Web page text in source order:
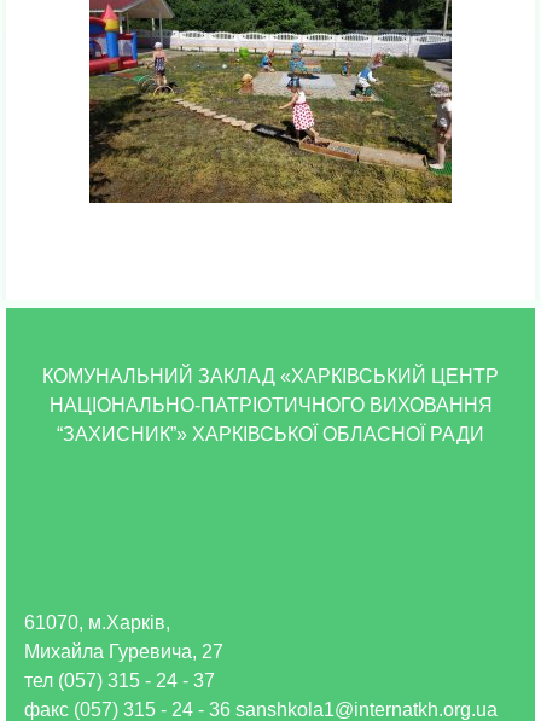
КОМУНАЛЬНИЙ ЗАКЛАД «ХАРКІВСЬКИЙ ЦЕНТР
НАЦІОНАЛЬНО-ПАТРІОТИЧНОГО ВИХОВАННЯ
“ЗАХИСНИК”» ХАРКІВСЬКОЇ ОБЛАСНОЇ РАДИ
61070, м.Харків,
Михайла Гуревича, 27
тел (057) 315 - 24 - 37
факс (057) 315 - 24 - 36 sanshkola1@internatkh.org.ua